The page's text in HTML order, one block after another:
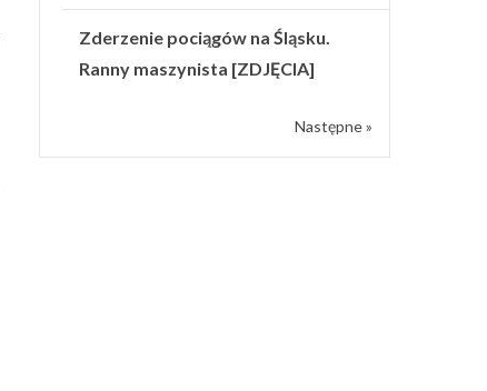
Zderzenie pociągów na Śląsku.
Ranny maszynista [ZDJĘCIA]
Następne »